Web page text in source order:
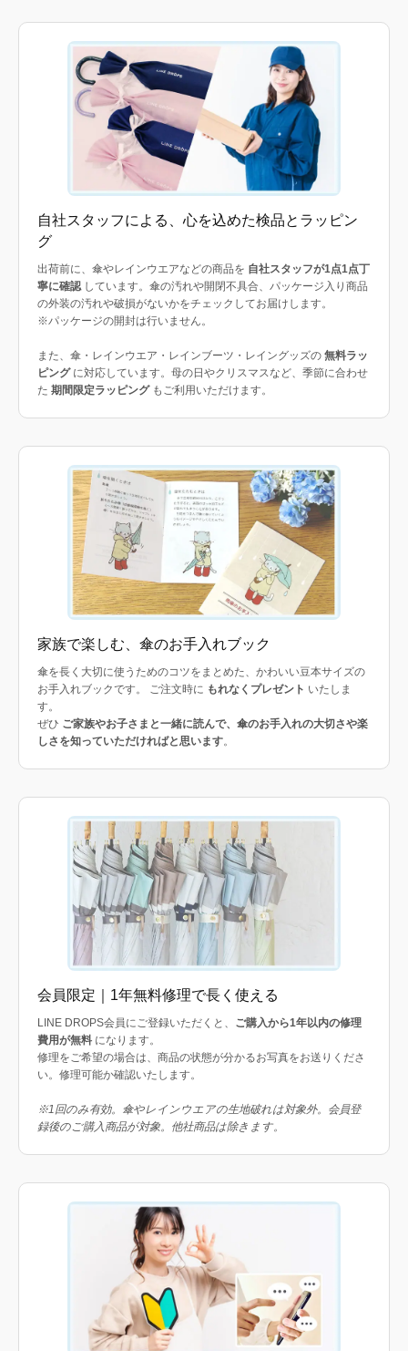
自社スタッフによる、心を込めた検品とラッピン
グ
出荷前に、傘やレインウエアなどの商品を 自社スタッフが1点1点丁
寧に確認しています。傘の汚れや開閉不具合、パッケージ入り商品
の外装の汚れや破損がないかをチェックしてお届けします。
※パッケージの開封は行いません。
また、傘・レインウエア・レインブーツ・レイングッズの 無料ラッ
ピングに対応しています。母の日やクリスマスなど、季節に合わせ
た 期間限定ラッピングもご利用いただけます。
家族で楽しむ、傘のお手入れブック
傘を長く大切に使うためのコツをまとめた、かわいい豆本サイズの
お手入れブックです。 ご注文時に もれなくプレゼント いたしま
す。
ぜひ ご家族やお子さまと一緒に読んで、傘のお手入れの大切さや楽
しさを知っていただければと思います。
会員限定｜1年無料修理で長く使える
LINE DROPS会員にご登録いただくと、 ご購入から1年以内の修理
費用が無料 になります。
修理をご希望の場合は、商品の状態が分かるお写真をお送りくださ
い。修理可能か確認いたします。
※1回のみ有効。傘やレインウエアの生地破れは対象外。会員登
録後のご購入商品が対象。他社商品は除きます。